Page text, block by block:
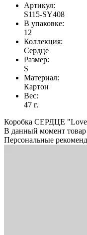
Артикул:
S115-SY408
В упаковке:
12
Коллекция:
Сердце
Размер:
S
Материал:
Картон
Вес:
47 г.
Коробка СЕРДЦЕ
В данный момент товар
Персональные